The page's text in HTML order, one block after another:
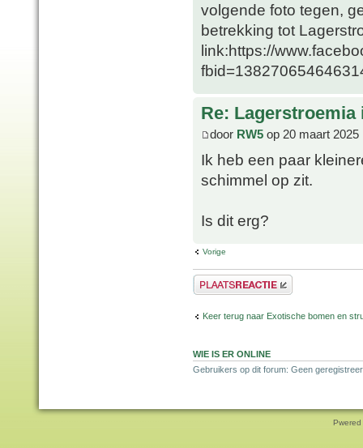
volgende foto tegen,
betrekking tot
link:https://
Re:
door RW5 op 20 maart 2025
Ik heb een paar
schimmel op zit.
Is dit erg?
Vorige
Plaats een reactie
Keer terug naar Exotische bomen en
WIE IS ER ONLINE
Gebruikers op dit forum: Geen